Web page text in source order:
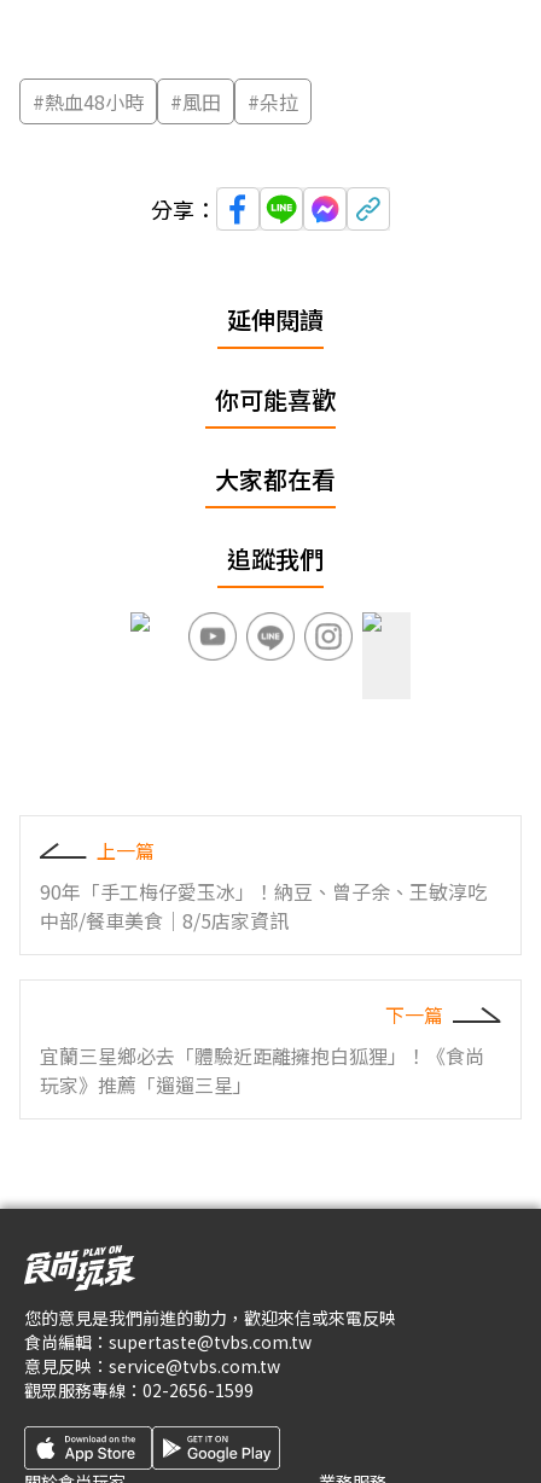
#熱血48小時 #風田 #朵拉
分享：
延伸閱讀
你可能喜歡
大家都在看
追蹤我們
上一篇
90年「手工梅仔愛玉冰」！納豆、曾子余、王敏淳吃
中部/餐車美食｜8/5店家資訊
下一篇
宜蘭三星鄉必去「體驗近距離擁抱白狐狸」！《食尚
玩家》推薦「遛遛三星」
您的意見是我們前進的動力，歡迎來信或來電反映
食尚編輯： supertaste@tvbs.com.tw
意見反映： service@tvbs.com.tw
觀眾服務專線： 02-2656-1599